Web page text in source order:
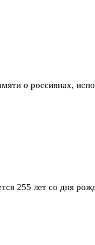
о россиянах,
255 лет со дня